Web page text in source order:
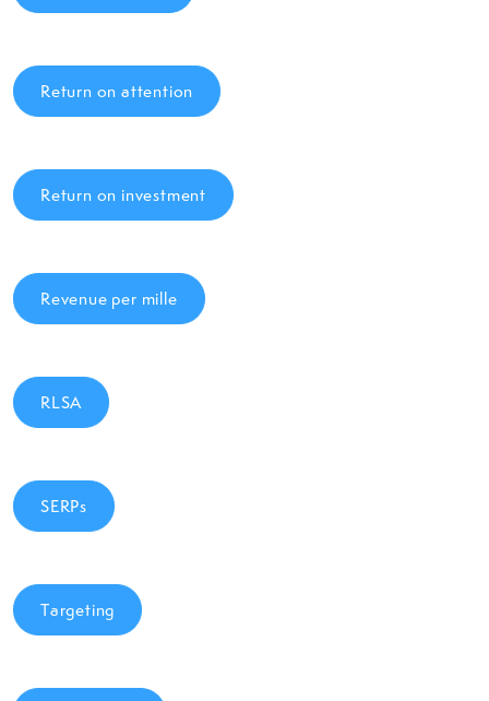
Return on attention
Return on investment
Revenue per mille
RLSA
SERPs
Targeting